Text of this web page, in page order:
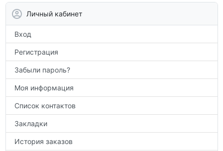
Личный кабинет
Вход
Регистрация
Забыли пароль?
Моя информация
Список контактов
Закладки
История заказов